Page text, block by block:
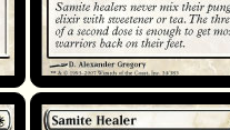
Guérisseur sanctif